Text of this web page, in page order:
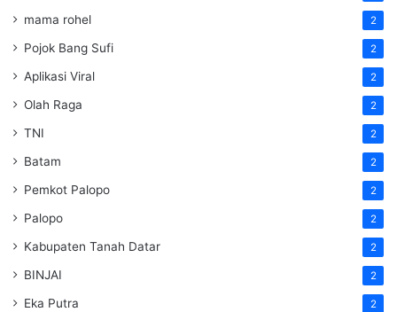
mama rohel 2
Pojok Bang Sufi 2
Aplikasi Viral 2
Olah Raga 2
TNI 2
Batam 2
Pemkot Palopo 2
Palopo 2
Kabupaten Tanah Datar 2
BINJAI 2
Eka Putra 2